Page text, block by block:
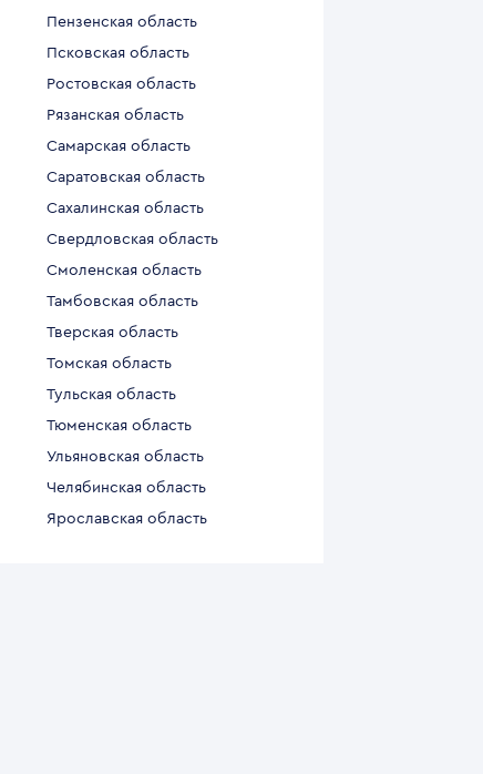
Пензенская область
Псковская область
Ростовская область
Рязанская область
Самарская область
Саратовская область
Сахалинская область
Свердловская область
Смоленская область
Тамбовская область
Тверская область
Томская область
Тульская область
Тюменская область
Ульяновская область
Челябинская область
Ярославская область